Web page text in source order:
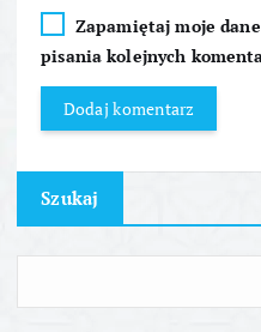
Zapamiętaj moje
pisania kolejnych
Szukaj